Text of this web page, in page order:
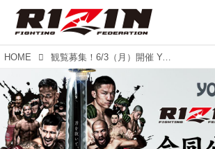
HOME 観覧募集！6/3（月）開催 Yogibo presents RIZIN.47 合同公開練習実施のお知らせ